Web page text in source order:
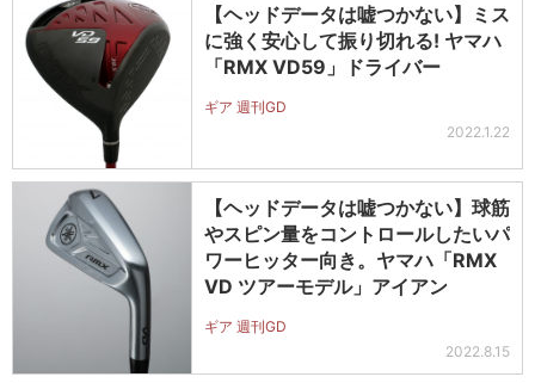
【ヘッドデータは嘘つかない】ミス
に強く安心して振り切れる! ヤマハ
「RMX VD59」ドライバー
ギア 週刊GD
2022.1.22
【ヘッドデータは嘘つかない】球筋
やスピン量をコントロールしたいパ
ワーヒッター向き。ヤマハ「RMX
VD ツアーモデル」アイアン
ギア 週刊GD
2022.8.15